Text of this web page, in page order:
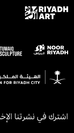
اشترك في نشرتنا